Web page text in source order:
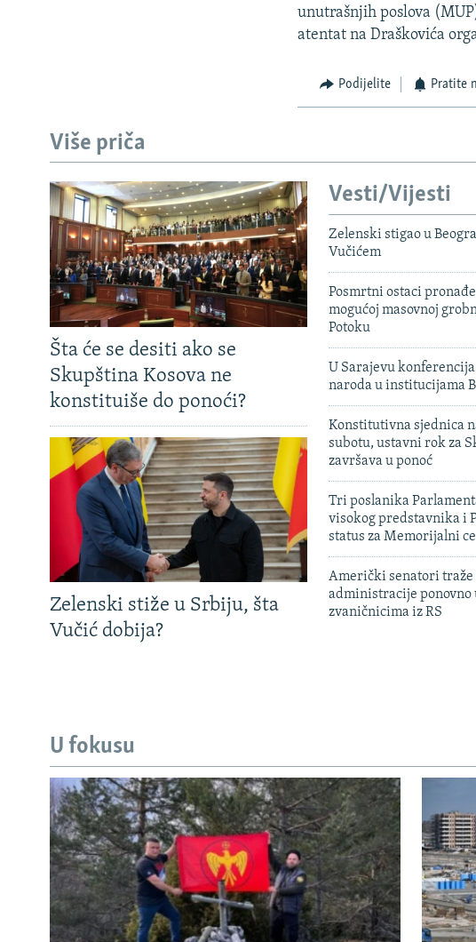
GENOCID U SREBRENICI
POPLAVE I KLIZIŠTA U BIH 2024.
TV LIBERTY
POST SCRIPTUM
MOJA EVROPA
TRI DECENIJE OD RATA U BIH
SVE KARTE DEJTONA
NASTANAK I RASPAD JUGOSLAVIJE
unutrašnjih poslova
atentat na Draškovića
Podijelite Pratite
Više priča
Šta će se desiti ako se
Skupština Kosova ne
konstituiše do ponoći?
Zelenski stiže u Srbiju, šta
Vučić dobija?
Vesti/Vijesti
Zelenski stigao u
Vučićem
Posmrtni ostaci
mogućoj masovnoj
Potoku
U Sarajevu
naroda u institucijama
Konstitutivna sjednica
subotu, ustavni rok za
završava u ponoć
Tri poslanika
visokog predstavnika i
status za Memorijalni
Američki senatori traže
administracije ponovno
zvaničnicima iz RS
U fokusu